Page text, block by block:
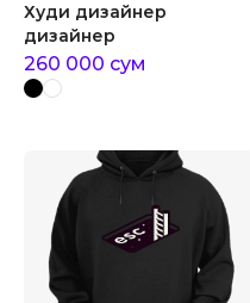
Худи дизайнер
дизайнер
260 000 сум